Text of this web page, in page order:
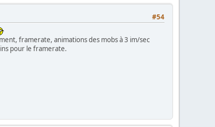
#54
framerate, animations des mobs à 3 im/sec
pour le framerate.